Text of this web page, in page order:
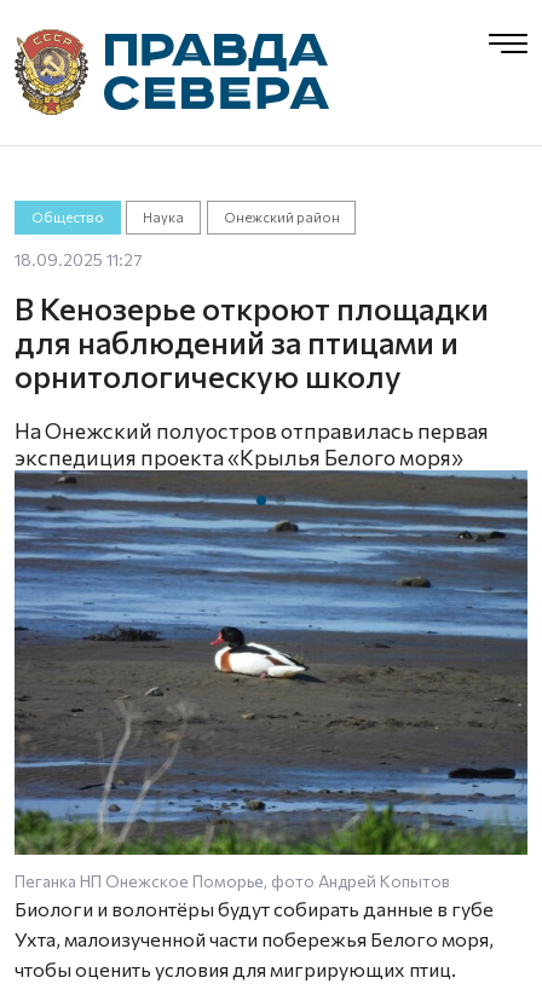
Общество Наука Онежский район
18.09.2025 11:27
В Кенозерье откроют площадки
для наблюдений за птицами и
орнитологическую школу
На Онежский полуостров отправилась первая
экспедиция проекта «Крылья Белого моря»
Пеганка НП Онежское Поморье, фото Андрей Копытов
Биологи и волонтёры будут собирать данные в губе
Ухта, малоизученной части побережья Белого моря,
чтобы оценить условия для мигрирующих птиц.